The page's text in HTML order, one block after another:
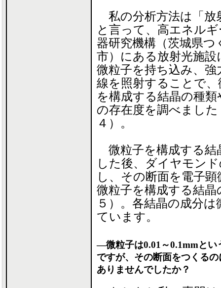
私の分析方法は「放
と言って、高エネル
器研究機構（茨城県つ
市）にある放射光施設
微粒子を持ち込み、強
線を照射することで、
を構成する結晶の種類
の存在度を調べました
４）。
微粒子を構成する結
した後、ダイヤモン
し、その断面を電子
微粒子を構成する結
５）。各結晶の成分
ています。
―微粒子は0.01～0.1mmとい
ですが、その断面をつくる
ありませんでしたか？